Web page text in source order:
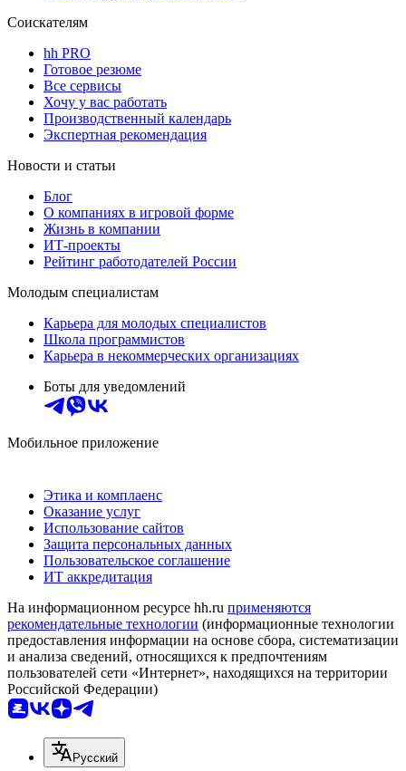
Соискателям
hh PRO
Готовое резюме
Все сервисы
Хочу у вас работать
Производственный календарь
Экспертная рекомендация
Новости и статьи
Блог
О компаниях в игровой форме
Жизнь в компании
ИТ-проекты
Рейтинг работодателей России
Молодым специалистам
Карьера для молодых специалистов
Школа программистов
Карьера в некоммерческих организациях
Боты для уведомлений
Мобильное приложение
Этика и комплаенс
Оказание услуг
Использование сайтов
Защита персональных данных
Пользовательское соглашение
ИТ аккредитация
На информационном ресурсе hh.ru применяются
рекомендательные технологии (информационные технологии
предоставления информации на основе сбора, систематизации
и анализа сведений, относящихся к предпочтениям
пользователей сети «Интернет», находящихся на территории
Российской Федерации)
Русский